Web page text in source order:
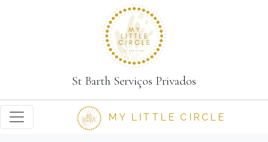
St Barth Serviços Privados
MY LITTLE CIRCLE